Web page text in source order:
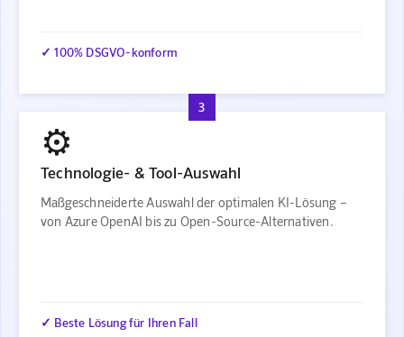
✓ 100% DSGVO-konform
3
⚙️
Technologie- & Tool-Auswahl
Maßgeschneiderte Auswahl der optimalen KI-Lösung –
von Azure OpenAI bis zu Open-Source-Alternativen.
✓ Beste Lösung für Ihren Fall